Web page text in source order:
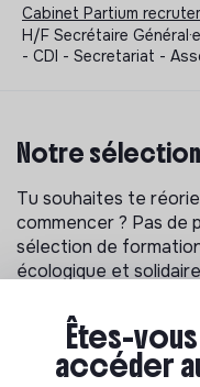
Cabinet Partium
H/F Secrétaire
- CDI - Secretariat -
Notre
Tu souhaites te
commencer ? Pas de
sélection de
écologique et
Êtes-
accéder